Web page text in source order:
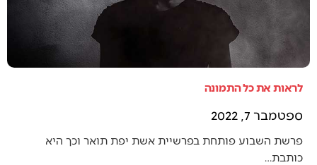
לראות את כל התמונה
ספטמבר 7, 2022
פרשת השבוע פותחת בפרשיית אשת יפת תואר וכך היא
כותבת…